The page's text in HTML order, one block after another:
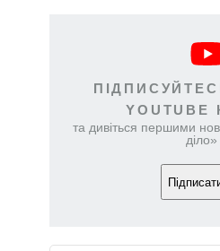
YOUTUBE
та дивіться першими
діло»